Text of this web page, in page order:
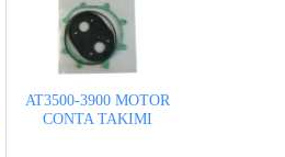
AT3500-3900 MOTOR
CONTA TAKIMI